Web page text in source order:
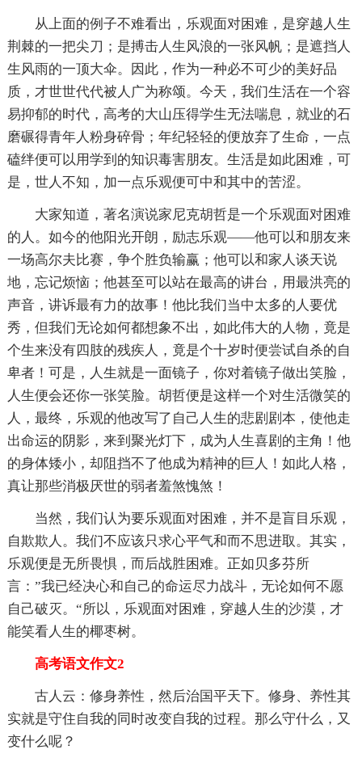
从上面的例子不难看出，乐观面对困难，是穿越人生
荆棘的一把尖刀；是搏击人生风浪的一张风帆；是遮挡人
生风雨的一顶大伞。因此，作为一种必不可少的美好品
质，才世世代代被人广为称颂。今天，我们生活在一个容
易抑郁的时代，高考的大山压得学生无法喘息，就业的石
磨碾得青年人粉身碎骨；年纪轻轻的便放弃了生命，一点
磕绊便可以用学到的知识毒害朋友。生活是如此困难，可
是，世人不知，加一点乐观便可中和其中的苦涩。
大家知道，著名演说家尼克胡哲是一个乐观面对困难
的人。如今的他阳光开朗，励志乐观——他可以和朋友来
一场高尔夫比赛，争个胜负输赢；他可以和家人谈天说
地，忘记烦恼；他甚至可以站在最高的讲台，用最洪亮的
声音，讲诉最有力的故事！他比我们当中太多的人要优
秀，但我们无论如何都想象不出，如此伟大的人物，竟是
个生来没有四肢的残疾人，竟是个十岁时便尝试自杀的自
卑者！可是，人生就是一面镜子，你对着镜子做出笑脸，
人生便会还你一张笑脸。胡哲便是这样一个对生活微笑的
人，最终，乐观的他改写了自己人生的悲剧剧本，使他走
出命运的阴影，来到聚光灯下，成为人生喜剧的主角！他
的身体矮小，却阻挡不了他成为精神的巨人！如此人格，
真让那些消极厌世的弱者羞煞愧煞！
当然，我们认为要乐观面对困难，并不是盲目乐观，
自欺欺人。我们不应该只求心平气和而不思进取。其实，
乐观便是无所畏惧，而后战胜困难。正如贝多芬所
言：”我已经决心和自己的命运尽力战斗，无论如何不愿
自己破灭。“所以，乐观面对困难，穿越人生的沙漠，才
能笑看人生的椰枣树。
高考语文作文2
古人云：修身养性，然后治国平天下。修身、养性其
实就是守住自我的同时改变自我的过程。那么守什么，又
变什么呢？